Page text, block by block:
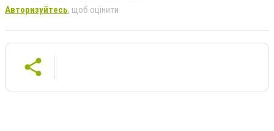
Авторизуйтесь, щоб оцінити